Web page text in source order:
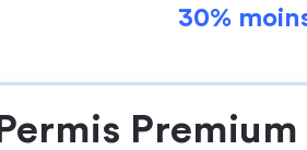
30%
Permis Premium